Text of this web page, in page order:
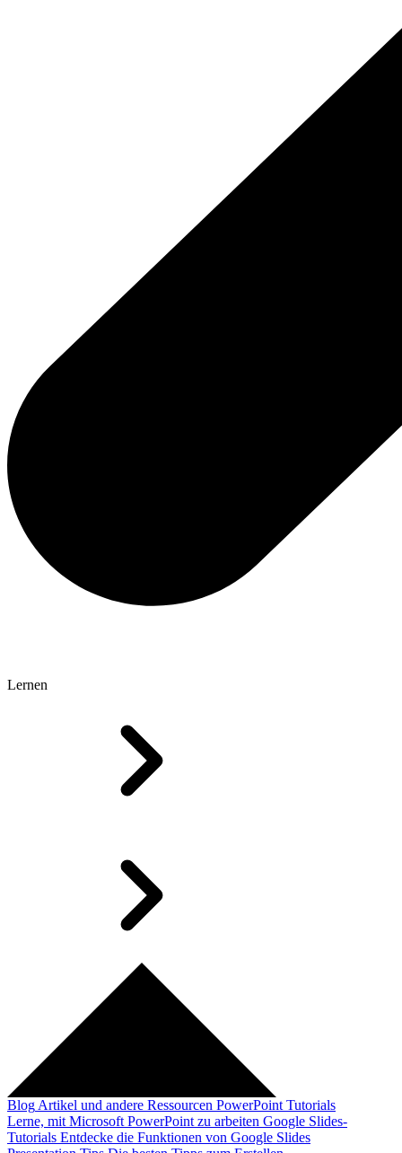
Lernen
Blog Artikel und andere Ressourcen PowerPoint Tutorials
Lerne, mit Microsoft PowerPoint zu arbeiten Google Slides-
Tutorials Entdecke die Funktionen von Google Slides